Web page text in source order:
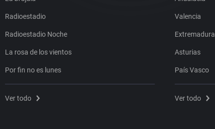
Radioestadio
Radioestadio Noche
La rosa de los vientos
Por fin no es lunes
Ver todo
Valencia
Extremadura
Asturias
País Vasco
Ver todo